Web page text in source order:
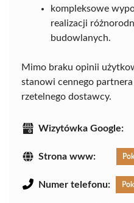
kompleksowe
realizacji
budowlanych.
Mimo braku opinii
stanowi cennego
rzetelnego dostawcy.
Wizytówka Google:
Strona www:
Numer telefonu: